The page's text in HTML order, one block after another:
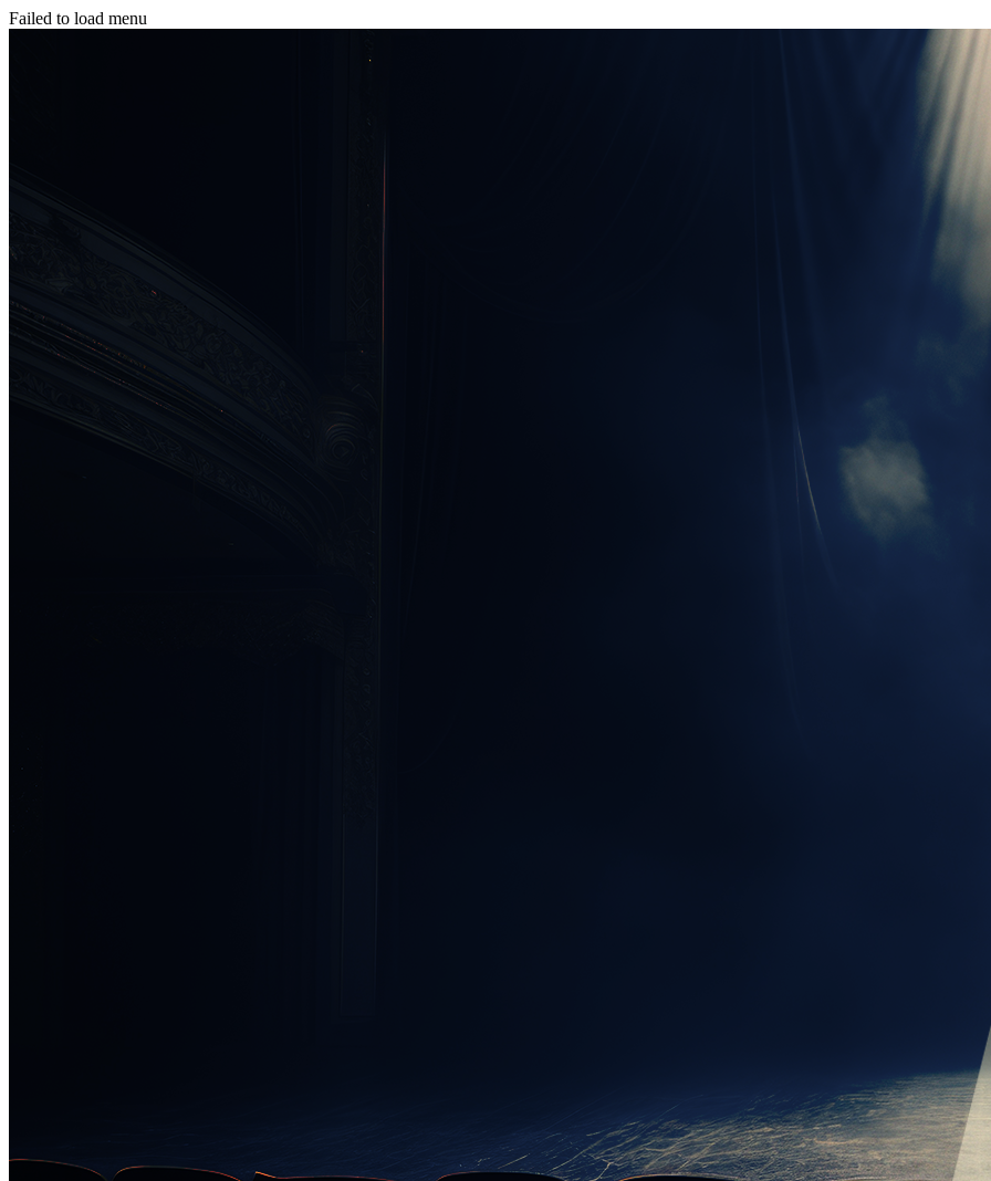
Failed to load menu